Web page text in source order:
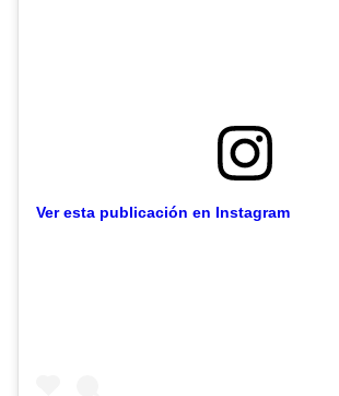
Ver esta publicación en Instagram